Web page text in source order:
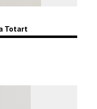
Totart